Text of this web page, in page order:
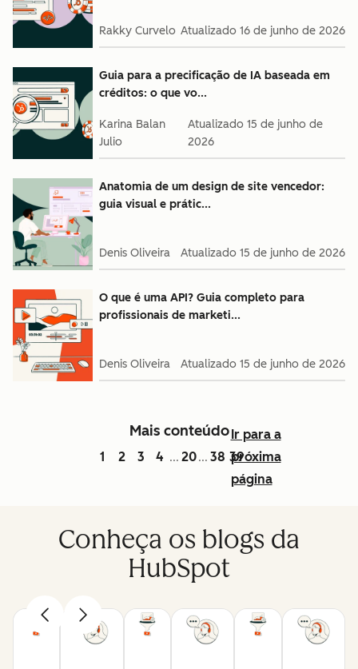
Rakky Curvelo Atualizado 16 de junho de 2026
Guia para a precificação de IA baseada em
créditos: o que vo...
Karina Balan
Julio
Atualizado15 de junho de
2026
Anatomia de um design de site vencedor:
guia visual e prátic...
Denis Oliveira Atualizado 15 de junho de 2026
O que é uma API? Guia completo para
profissionais de marketi...
Denis Oliveira Atualizado 15 de junho de 2026
Mais conteúdo
1 2 3 4 ... 20 ... 38 39
Ir para a
próxima
página
Conheça os blogs da
HubSpot